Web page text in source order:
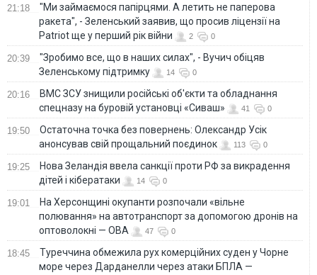
21:18
"Ми займаємося папірцями. А летить не паперова
ракета", - Зеленський заявив, що просив ліцензії на
Patriot ще у перший рік війни
2 0
20:39
"Зробимо все, що в наших силах", - Вучич обіцяв
Зеленському підтримку
14 0
20:16
ВМС ЗСУ знищили російські об'єкти та обладнання
спецназу на буровій установці «Сиваш»
41 0
19:50
Остаточна точка без повернень: Олександр Усік
анонсував свій прощальний поєдинок
113 0
19:25
Нова Зеландія ввела санкції проти РФ за викрадення
дітей і кібератаки
14 0
19:01
На Херсонщині окупанти розпочали «вільне
полювання» на автотранспорт за допомогою дронів на
оптоволокні — ОВА
47 0
18:45
Туреччина обмежила рух комерційних суден у Чорне
море через Дарданелли через атаки БПЛА —